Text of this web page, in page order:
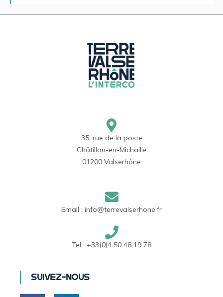
35, rue de la poste
Châtillon-en-Michaille
01200 Valserhône
Email : info@terrevalserhone.fr
Tel : +33(0)4 50 48 19 78
Suivez-nous